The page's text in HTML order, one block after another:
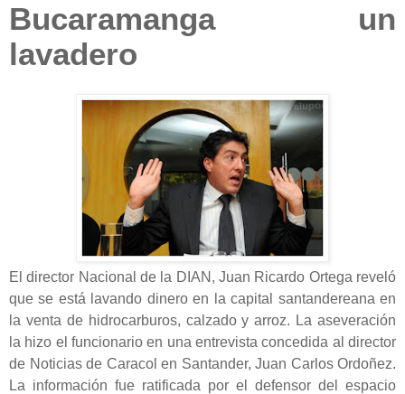
Bucaramanga un
lavadero
El director Nacional de la DIAN, Juan Ricardo Ortega reveló
que se está lavando dinero en la capital santandereana en
la venta de hidrocarburos, calzado y arroz. La aseveración
la hizo el funcionario en una entrevista concedida al director
de Noticias de Caracol en Santander, Juan Carlos Ordoñez.
La información fue ratificada por el defensor del espacio